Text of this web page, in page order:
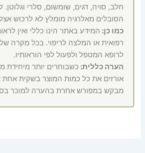
חלב, סויה, דגים, שומשום, סלרי וגלוטן.
הסובלים מאלרגיה מומלץ לא לרכוש
כמו כן: המידע באתר הינו כללי ואין
רפואית או המלצה לריפוי. בכל מקרה
לרופא המטפל ולפעול לפי הוראותיו.
הערה כללית: כשבוחרים יותר מיחידת
אורזים את כל כמות המוצר בשקית
מבקש במפורש אחרת בהערה למוכר